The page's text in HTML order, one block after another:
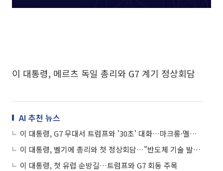
이 대통령, 메르츠 독일 총리와 G7 계기 정상회담
AI 추천 뉴스
이 대통령, G7 무대서 트럼프와 '30초' 대화…마크롱·멜로니 등과도 환담
이 대통령, 벨기에 총리와 첫 정상회담…"반도체 기술 발전 혜택 함께 누리자"
이 대통령, 첫 유럽 순방길…트럼프와 G7 회동 주목